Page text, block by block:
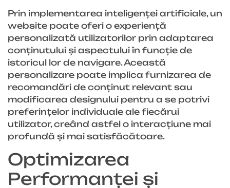
Prin implementarea inteligenței artificiale, un
website poate oferi o experiență
personalizată utilizatorilor prin adaptarea
conținutului și aspectului în funcție de
istoricul lor de navigare. Această
personalizare poate implica furnizarea de
recomandări de conținut relevant sau
modificarea designului pentru a se potrivi
preferințelor individuale ale fiecărui
utilizator, creând astfel o interacțiune mai
profundă și mai satisfăcătoare.
Optimizarea
Performanței și